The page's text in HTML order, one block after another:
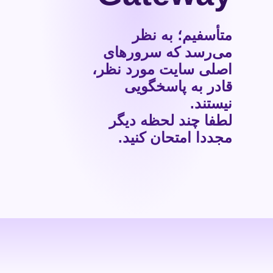
متأسفیم؛ به نظر
می‌رسد که سرورهای
اصلی سایت مورد نظر،
قادر به پاسخگویی
نیستند.
لطفا چند لحظه دیگر
مجددا امتحان کنید.